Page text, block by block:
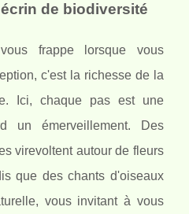
de biodiversité
frappe lorsque vous
c'est la richesse de la
Ici, chaque pas est une
un émerveillement. Des
virevoltent autour de fleurs
que des chants d'oiseaux
vous invitant à vous